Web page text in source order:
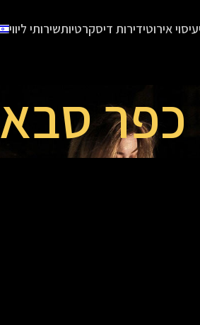
עיסוי אירוטידירות דיסקרטיותשירותי ליווי
כפר סבא